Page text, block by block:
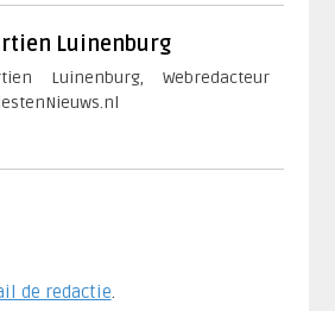
Luinenburg
Luinenburg, Webredacteur
de redactie.​